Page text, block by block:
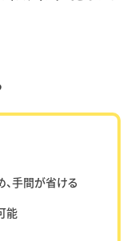
手間が省ける
能